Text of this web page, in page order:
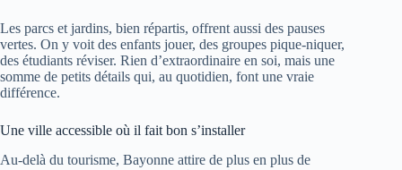
Les parcs et jardins, bien répartis, offrent aussi des pauses
vertes. On y voit des enfants jouer, des groupes pique-niquer,
des étudiants réviser. Rien d’extraordinaire en soi, mais une
somme de petits détails qui, au quotidien, font une vraie
différence.
Une ville accessible où il fait bon s’installer
Au-delà du tourisme, Bayonne attire de plus en plus de